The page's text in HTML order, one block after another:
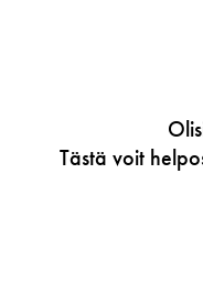
Tästä voit